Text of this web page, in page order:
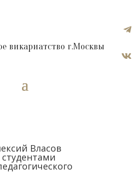


викариатство г.Москвы
Власов
студентами